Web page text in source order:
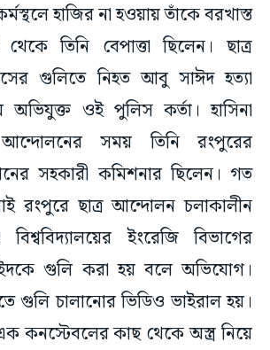
হাজির না হওয়ায় তাঁকে বরখাস্ত
তিনি বেপাত্তা ছিলেন। ছাত্র
গুলিতে নিহত আবু সাঈদ হত্যা
অভিযুক্ত ওই পুলিস কর্তা। হাসিনা
আন্দোলনের সময় তিনি রংপুরের
সহকারী কমিশনার ছিলেন। গত
রংপুরে ছাত্র আন্দোলন চলাকালীন
ইংরেজি বিভাগের
গুলি করা হয় বলে অভিযোগ।
গুলি চালানোর ভিডিও ভাইরাল হয়।
কনস্টেবলের কাছ থেকে অস্ত্র নিয়ে